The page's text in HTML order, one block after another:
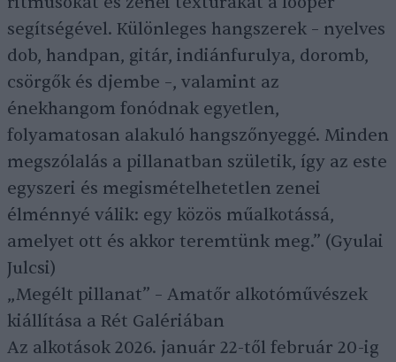
segítségével. Különleges hangszerek – nyelves
dob, handpan, gitár, indiánfurulya, doromb,
csörgők és djembe –, valamint az
énekhangom fonódnak egyetlen,
folyamatosan alakuló hangszőnyeggé. Minden
megszólalás a pillanatban születik, így az este
egyszeri és megismételhetetlen zenei
élménnyé válik: egy közös műalkotássá,
amelyet ott és akkor teremtünk meg.” (Gyulai
Julcsi)
„Megélt pillanat” – Amatőr alkotóművészek
kiállítása a Rét Galériában
Az alkotások 2026. január 22-től február 20-ig